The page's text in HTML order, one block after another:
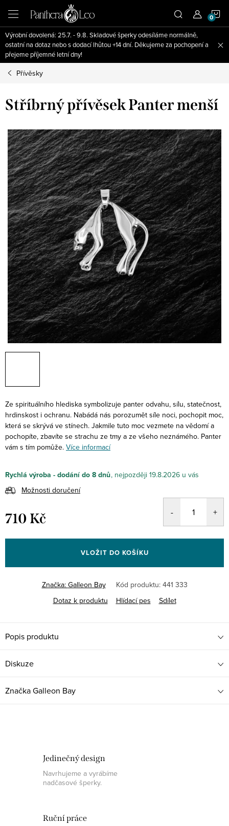
obsah
Výrobní dovolená: 25.7. - 9.8. Skladové šperky odesíláme normálně,
ostatní na dotaz nebo s dodací lhůtou +14 dní. Děkujeme za pochopení a
přejeme příjemné letní dny!
Přívěsky
Stříbrný přívěsek Panter menší
Ze spirituálního hlediska symbolizuje panter odvahu, sílu, statečnost,
hrdinskost i ochranu. Nabádá nás porozumět síle noci, pochopit moc,
která se skrývá ve stínech. Jakmile tuto moc vezmete na vědomí a
pochopíte, zbavíte se strachu ze tmy a ze všeho neznámého. Panter
vám s tím pomůže. Více informací
Rychlá výroba - dodání do 8 dnů
19.8.2026
Možnosti doručení
710 Kč
cena:
VLOŽIT DO KOŠÍKU
Značka: Galleon Bay Kód produktu: 441 333
Dotaz k produktu
Hlídací pes Sdílet
Popis produktu
Diskuze
ZnačkaGalleon Bay
Jedinečný design
Navrhujeme a vyrábíme
nadčasové šperky.
Ruční práce